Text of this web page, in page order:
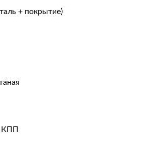
+ покрытие)
КПП